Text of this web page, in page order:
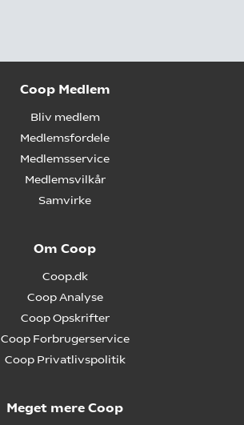
Coop Medlem
Bliv medlem
Medlemsfordele
Medlemsservice
Medlemsvilkår
Samvirke
Om Coop
Coop.dk
Coop Analyse
Coop Opskrifter
Coop Forbrugerservice
Coop Privatlivspolitik
Meget mere Coop